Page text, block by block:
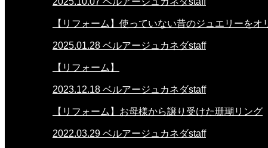
【リフォーム】使っていない昔のジュエリーを
2025.01.28 ベルアージュカネダstaff
【リフォーム】
2023.12.18 ベルアージュカネダstaff
【リフォーム】お母様から譲り受けた珊瑚リング
2022.03.29 ベルアージュカネダstaff